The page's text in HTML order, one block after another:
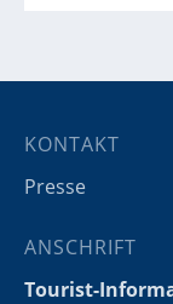
KONTAKT
Presse
ANSCHRIFT
Tourist-